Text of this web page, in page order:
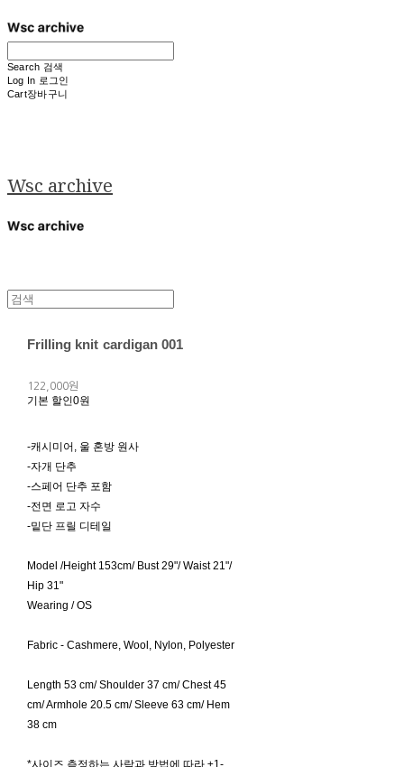
Search 검색
Log In 로그인
Cart장바구니
Wsc archive
Frilling knit cardigan 001
122,000원
기본 할인0원
-캐시미어, 울 혼방 원사
-자개 단추
-스페어 단추 포함
-전면 로고 자수
-밑단 프릴 디테일
Model /Height 153cm/ Bust 29"/ Waist 21"/
Hip 31"
Wearing / OS
Fabric - Cashmere, Wool, Nylon, Polyester
Length 53 cm/ Shoulder 37 cm/ Chest 45
cm/ Armhole 20.5 cm/ Sleeve 63 cm/ Hem
38 cm
*사이즈 측정하는 사람과 방법에 따라 ±1-